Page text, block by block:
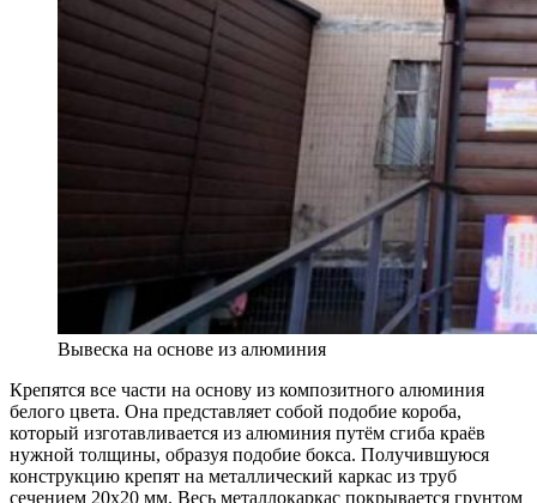
Вывеска на основе из алюминия
Крепятся все части на основу из композитного алюминия
белого цвета. Она представляет собой подобие короба,
который изготавливается из алюминия путём сгиба краёв
нужной толщины, образуя подобие бокса. Получившуюся
конструкцию крепят на металлический каркас из труб
сечением 20х20 мм. Весь металлокаркас покрывается грунтом